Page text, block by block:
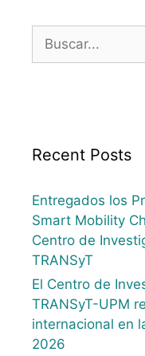
Recent Posts
Entregados los
Smart Mobility
Centro de
TRANSyT
El Centro de
TRANSyT-UPM
internacional en
2026